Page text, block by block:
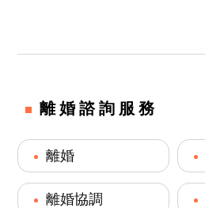
離婚諮詢服務
離婚
離婚協調